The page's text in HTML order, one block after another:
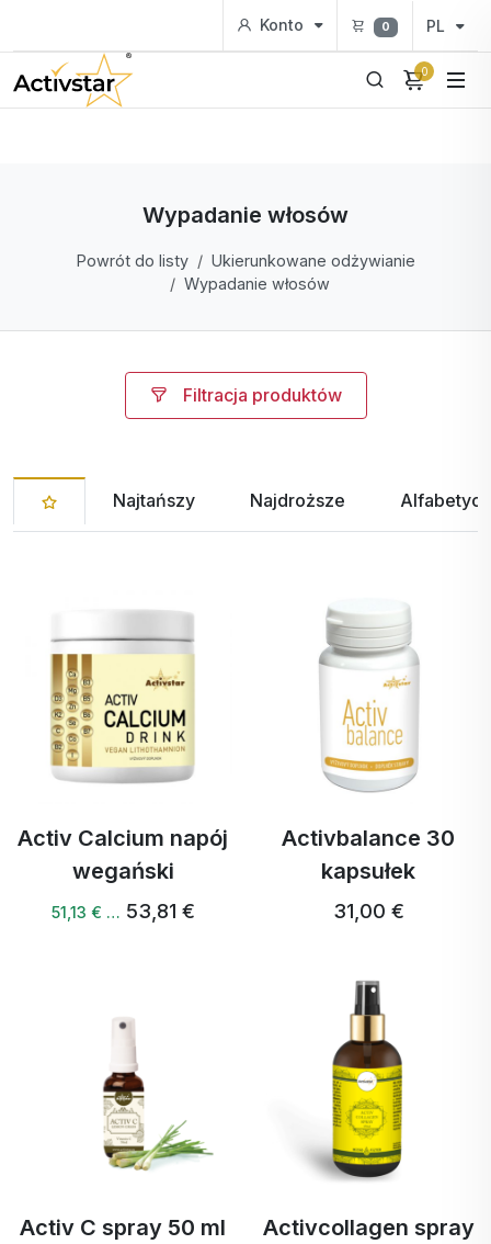
Konto 0 PL
0
Wypadanie włosów
Powrót do listy
Ukierunkowane odżywianie
Wypadanie włosów
Filtracja produktów
Najtańszy Najdroższe
Activ Calcium napój
wegański
51,13 € … 53,81 €
Activbalance 30
kapsułek
31,00 €
Activ C spray 50 ml
Activcollagen spray